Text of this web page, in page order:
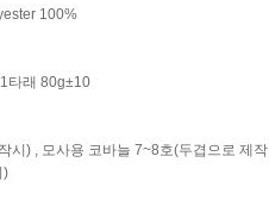
100%
1타래 80g±10
시) , 모사용 코바늘 7~8호(두겹으로 제작
)